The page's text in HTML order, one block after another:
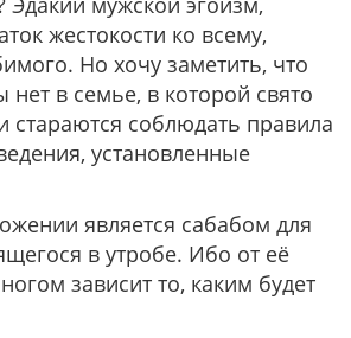
жестокости ко всему,
Но хочу заметить, что
в семье, в которой свято
стараются соблюдать правила
установленные
является сабабом для
в утробе. Ибо от её
зависит то, каким будет